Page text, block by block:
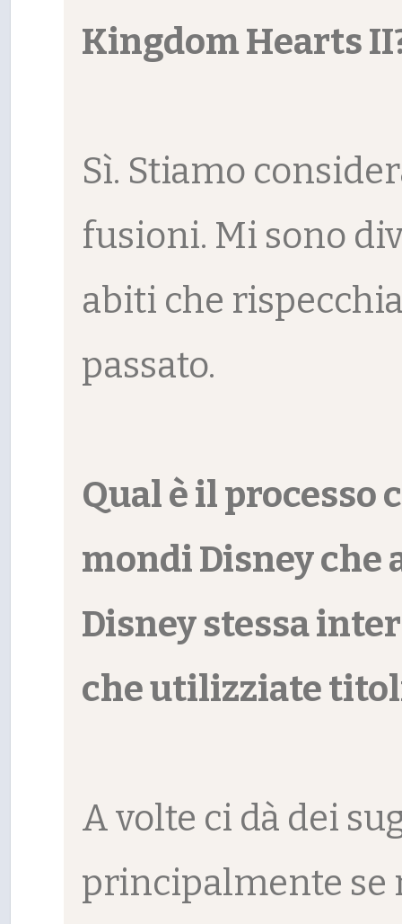
Kingdom Hearts
Sì. Stiamo
fusioni. Mi sono
abiti che
passato.
Qual è il processo
mondi Disney che
Disney stessa
che utilizziate
A volte ci dà dei
principalmente se